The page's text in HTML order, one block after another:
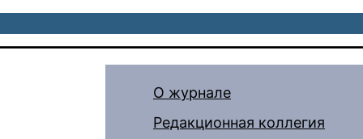
О журнале
Редакционная коллегия